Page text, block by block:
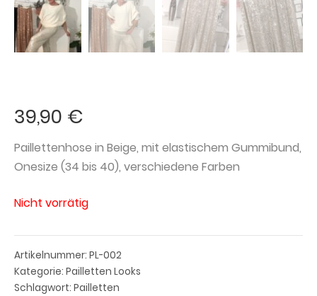
39,90 €
Paillettenhose in Beige, mit elastischem Gummibund,
Onesize (34 bis 40), verschiedene Farben
Nicht vorrätig
Artikelnummer: PL-002
Kategorie: Pailletten Looks
Schlagwort: Pailletten